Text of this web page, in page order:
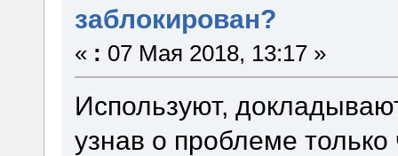
заблокирован?
« : 07 Мая 2018, 13:17 »
Используют,
узнав о проблеме